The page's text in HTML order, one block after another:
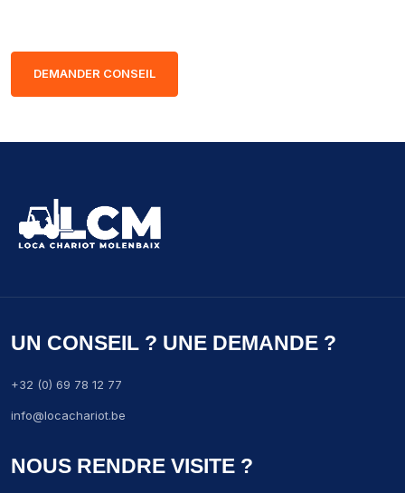
DEMANDER CONSEIL
UN CONSEIL ? UNE DEMANDE ?
+32 (0) 69 78 12 77
info@locachariot.be
NOUS RENDRE VISITE ?